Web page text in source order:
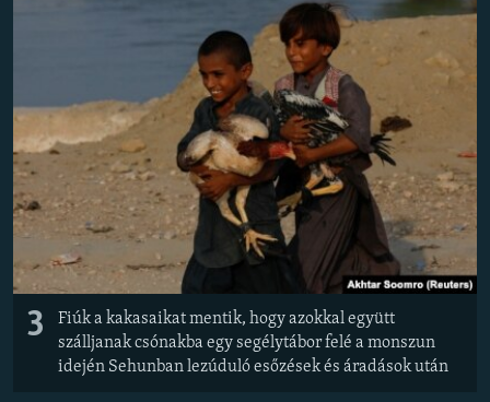
3
Fiúk a kakasaikat mentik, hogy azokkal együtt
szálljanak csónakba egy segélytábor felé a monszun
idején Sehunban lezúduló esőzések és áradások után